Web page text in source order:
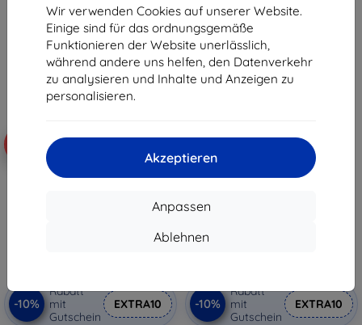
Wir verwenden Cookies auf unserer Website.
Einige sind für das ordnungsgemäße
Funktionieren der Website unerlässlich,
während andere uns helfen, den Datenverkehr
zu analysieren und Inhalte und Anzeigen zu
personalisieren.
Akzeptieren
Anpassen
Ablehnen
S24+
€ 18,90
€ 17,02
Auf Lager > 5 Stk.
S24+
€ 18,90
€ 17,02
Auf Lager > 5 Stk.
-10%
Rabatt
mit
Gutschein
EXTRA10 -10%
Rabatt
mit
Gutschein
EXTRA10